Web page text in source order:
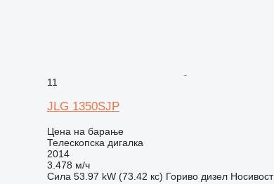
11
JLG 1350SJP
Цена на барање
Телескопска дигалка
2014
3.478 м/ч
Сила 53.97 kW (73.42 кс) Гориво дизел Носивост